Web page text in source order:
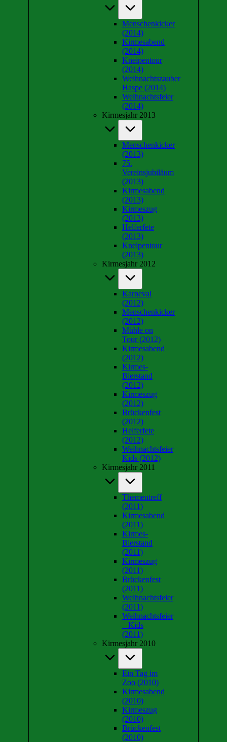
Menschenkicker
(2014)
Kirmesabend
(2014)
Kneipentour
(2014)
Weihnachtszauber
Haspe (2014)
Weihnachtsfeier
(2014)
Kirmesjahr 2013
Menschenkicker
(2013)
75.
Vereinsjubiläum
(2013)
Kirmesabend
(2013)
Kirmeszug
(2013)
Helferfete
(2013)
Kneipentour
(2013)
Kirmesjahr 2012
Karneval
(2012)
Menschenkicker
(2012)
Mühle on
Tour (2012)
Kirmesabend
(2012)
Kirmes-
Bierstand
(2012)
Kirmeszug
(2012)
Brückenfest
(2012)
Helferfete
(2012)
Weihnachtsfeier
Kids (2012)
Kirmesjahr 2011
Thementreff
(2011)
Kirmesabend
(2011)
Kirmes-
Bierstand
(2011)
Kirmeszug
(2011)
Brückenfest
(2011)
Weihnachtsfeier
(2011)
Weihnachtsfeier
– Kids
(2011)
Kirmesjahr 2010
Ein Tag im
Zoo (2010)
Kirmesabend
(2010)
Kirmeszug
(2010)
Brückenfest
(2010)